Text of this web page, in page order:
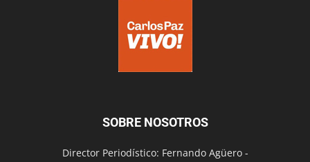
SOBRE NOSOTROS
Director Periodístico: Fernando Agüero -